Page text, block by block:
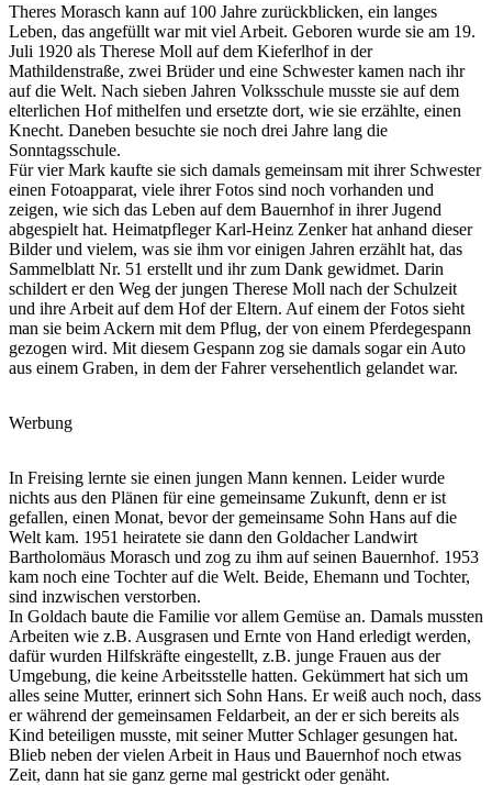
Theres Morasch kann auf 100 Jahre zurückblicken, ein langes
Leben, das angefüllt war mit viel Arbeit. Geboren wurde sie am 19.
Juli 1920 als Therese Moll auf dem Kieferlhof in der
Mathildenstraße, zwei Brüder und eine Schwester kamen nach ihr
auf die Welt. Nach sieben Jahren Volksschule musste sie auf dem
elterlichen Hof mithelfen und ersetzte dort, wie sie erzählte, einen
Knecht. Daneben besuchte sie noch drei Jahre lang die
Sonntagsschule.
Für vier Mark kaufte sie sich damals gemeinsam mit ihrer Schwester
einen Fotoapparat, viele ihrer Fotos sind noch vorhanden und
zeigen, wie sich das Leben auf dem Bauernhof in ihrer Jugend
abgespielt hat. Heimatpfleger Karl-Heinz Zenker hat anhand dieser
Bilder und vielem, was sie ihm vor einigen Jahren erzählt hat, das
Sammelblatt Nr. 51 erstellt und ihr zum Dank gewidmet. Darin
schildert er den Weg der jungen Therese Moll nach der Schulzeit
und ihre Arbeit auf dem Hof der Eltern. Auf einem der Fotos sieht
man sie beim Ackern mit dem Pflug, der von einem Pferdegespann
gezogen wird. Mit diesem Gespann zog sie damals sogar ein Auto
aus einem Graben, in dem der Fahrer versehentlich gelandet war.
Werbung
In Freising lernte sie einen jungen Mann kennen. Leider wurde
nichts aus den Plänen für eine gemeinsame Zukunft, denn er ist
gefallen, einen Monat, bevor der gemeinsame Sohn Hans auf die
Welt kam. 1951 heiratete sie dann den Goldacher Landwirt
Bartholomäus Morasch und zog zu ihm auf seinen Bauernhof. 1953
kam noch eine Tochter auf die Welt. Beide, Ehemann und Tochter,
sind inzwischen verstorben.
In Goldach baute die Familie vor allem Gemüse an. Damals mussten
Arbeiten wie z.B. Ausgrasen und Ernte von Hand erledigt werden,
dafür wurden Hilfskräfte eingestellt, z.B. junge Frauen aus der
Umgebung, die keine Arbeitsstelle hatten. Gekümmert hat sich um
alles seine Mutter, erinnert sich Sohn Hans. Er weiß auch noch, dass
er während der gemeinsamen Feldarbeit, an der er sich bereits als
Kind beteiligen musste, mit seiner Mutter Schlager gesungen hat.
Blieb neben der vielen Arbeit in Haus und Bauernhof noch etwas
Zeit, dann hat sie ganz gerne mal gestrickt oder genäht.